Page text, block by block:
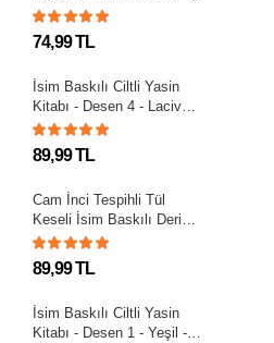
GRİ - Çanta Boy - 128
SAYFA
74,99 TL
İsim Baskılı Ciltli Yasin
Kitabı - Desen 4 - Lacivert
- Orta Boy - 192 SAYFA
89,99 TL
Cam İnci Tespihli Tül
Keseli İsim Baskılı Deri
Ciltli Yasin Kitabı - Desen
1 - Lacivert - Çanta Boy -
128 SAYFA
89,99 TL
İsim Baskılı Ciltli Yasin
Kitabı - Desen 1 - Yeşil -